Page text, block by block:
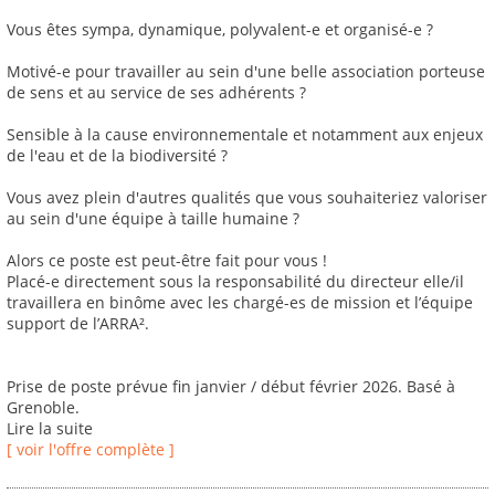
Vous êtes sympa, dynamique, polyvalent-e et organisé-e ?
Motivé-e pour travailler au sein d'une belle association porteuse
de sens et au service de ses adhérents ?
Sensible à la cause environnementale et notamment aux enjeux
de l'eau et de la biodiversité ?
Vous avez plein d'autres qualités que vous souhaiteriez valoriser
au sein d'une équipe à taille humaine ?
Alors ce poste est peut-être fait pour vous !
Placé-e directement sous la responsabilité du directeur elle/il
travaillera en binôme avec les chargé-es de mission et l’équipe
support de l’ARRA².
Prise de poste prévue fin janvier / début février 2026. Basé à
Grenoble.
Lire la suite
[ voir l'offre complète ]